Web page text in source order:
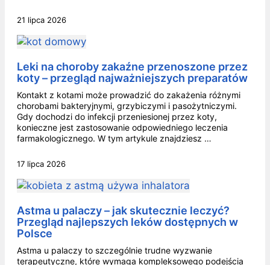
21 lipca 2026
Leki na choroby zakaźne przenoszone przez
koty – przegląd najważniejszych preparatów
Kontakt z kotami może prowadzić do zakażenia różnymi
chorobami bakteryjnymi, grzybiczymi i pasożytniczymi.
Gdy dochodzi do infekcji przeniesionej przez koty,
konieczne jest zastosowanie odpowiedniego leczenia
farmakologicznego. W tym artykule znajdziesz …
17 lipca 2026
Astma u palaczy – jak skutecznie leczyć?
Przegląd najlepszych leków dostępnych w
Polsce
Astma u palaczy to szczególnie trudne wyzwanie
terapeutyczne, które wymaga kompleksowego podejścia